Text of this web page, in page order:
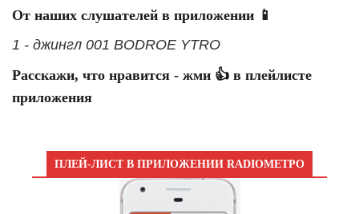
От наших слушателей в приложении 📱
1 - джингл 001 BODROE YTRO
Расскажи, что нравится - жми 👍 в плейлисте
приложения
ПЛЕЙ-ЛИСТ В ПРИЛОЖЕНИИ RADIOМЕТРО